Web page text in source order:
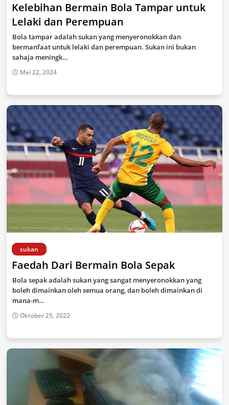
Kelebihan Bermain Bola Tampar untuk
Lelaki dan Perempuan
Bola tampar adalah sukan yang menyeronokkan dan
bermanfaat untuk lelaki dan perempuan. Sukan ini bukan
sahaja meningk…
Mei 22, 2024
sukan
Faedah Dari Bermain Bola Sepak
Bola sepak adalah sukan yang sangat menyeronokkan yang
boleh dimainkan oleh semua orang, dan boleh dimainkan di
mana-m…
Oktober 25, 2022